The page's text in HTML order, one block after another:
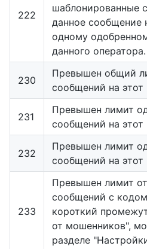
222
шаблонированные
данное сообщение
одному
данного оператора.
230
Превышен общий
сообщений на этот
231
Превышен лимит
сообщений на
232
Превышен лимит
сообщений на этот
233
Превышен лимит
сообщений с
короткий
от мошенников",
разделе